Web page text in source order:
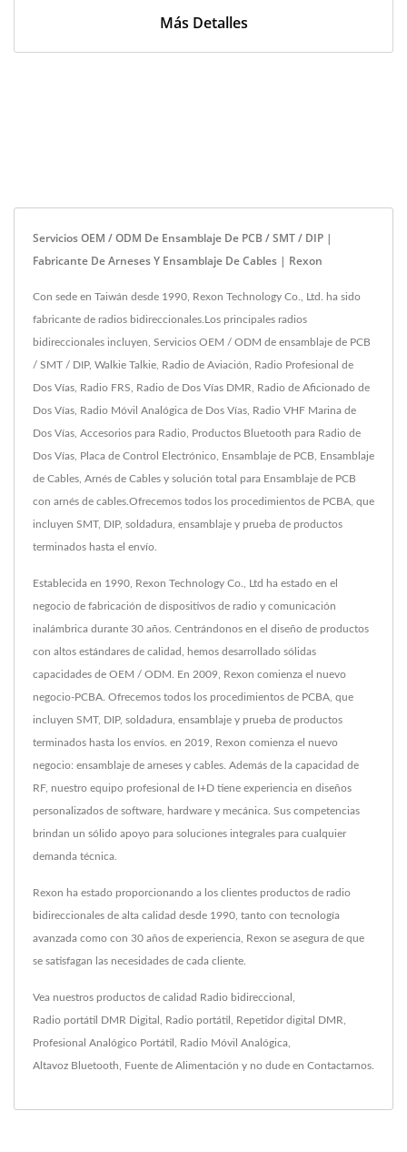
Más Detalles
Servicios OEM / ODM De Ensamblaje De PCB / SMT / DIP |
Fabricante De Arneses Y Ensamblaje De Cables | Rexon
Con sede en Taiwán desde 1990, Rexon Technology Co., Ltd. ha sido
fabricante de radios bidireccionales.Los principales radios
bidireccionales incluyen, Servicios OEM / ODM de ensamblaje de PCB
/ SMT / DIP, Walkie Talkie, Radio de Aviación, Radio Profesional de
Dos Vías, Radio FRS, Radio de Dos Vías DMR, Radio de Aficionado de
Dos Vías, Radio Móvil Analógica de Dos Vías, Radio VHF Marina de
Dos Vías, Accesorios para Radio, Productos Bluetooth para Radio de
Dos Vías, Placa de Control Electrónico, Ensamblaje de PCB, Ensamblaje
de Cables, Arnés de Cables y solución total para Ensamblaje de PCB
con arnés de cables.Ofrecemos todos los procedimientos de PCBA, que
incluyen SMT, DIP, soldadura, ensamblaje y prueba de productos
terminados hasta el envío.
Establecida en 1990, Rexon Technology Co., Ltd ha estado en el
negocio de fabricación de dispositivos de radio y comunicación
inalámbrica durante 30 años. Centrándonos en el diseño de productos
con altos estándares de calidad, hemos desarrollado sólidas
capacidades de OEM / ODM. En 2009, Rexon comienza el nuevo
negocio-PCBA. Ofrecemos todos los procedimientos de PCBA, que
incluyen SMT, DIP, soldadura, ensamblaje y prueba de productos
terminados hasta los envíos. en 2019, Rexon comienza el nuevo
negocio: ensamblaje de arneses y cables. Además de la capacidad de
RF, nuestro equipo profesional de I+D tiene experiencia en diseños
personalizados de software, hardware y mecánica. Sus competencias
brindan un sólido apoyo para soluciones integrales para cualquier
demanda técnica.
Rexon ha estado proporcionando a los clientes productos de radio
bidireccionales de alta calidad desde 1990, tanto con tecnología
avanzada como con 30 años de experiencia, Rexon se asegura de que
se satisfagan las necesidades de cada cliente.
Vea nuestros productos de calidad Radio bidireccional
Radio portátil DMR Digital Radio portátil Repetidor digital DMR
Profesional Analógico Portátil Radio Móvil Analógica
Altavoz Bluetooth Fuente de Alimentación y no dude en Contactarnos